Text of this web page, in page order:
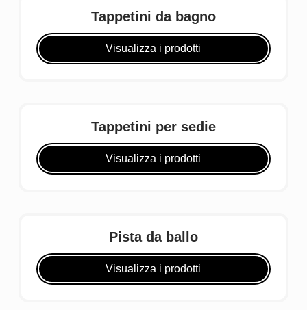
Tappetini da bagno
Visualizza i prodotti
Tappetini per sedie
Visualizza i prodotti
Pista da ballo
Visualizza i prodotti